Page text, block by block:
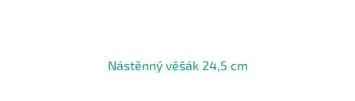
Nástěnný věšák 24,5 cm